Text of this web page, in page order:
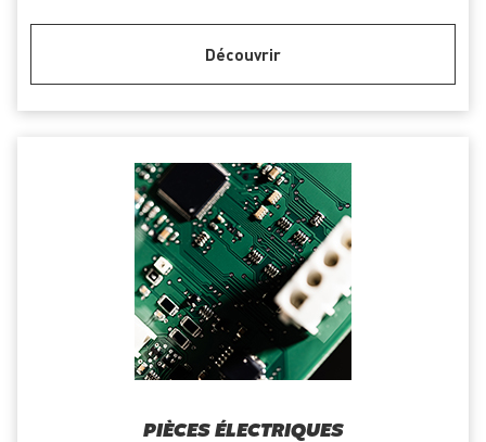
Découvrir
PIÈCES ÉLECTRIQUES